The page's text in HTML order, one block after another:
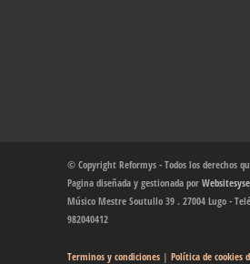
© Copyright Reformys - Todos los derechos
Pagina diseñada y gestionada por
Músico Mestre Soutullo 39 . 27004 Lugo -
982040412
Terminos y condiciones | Política de cookies